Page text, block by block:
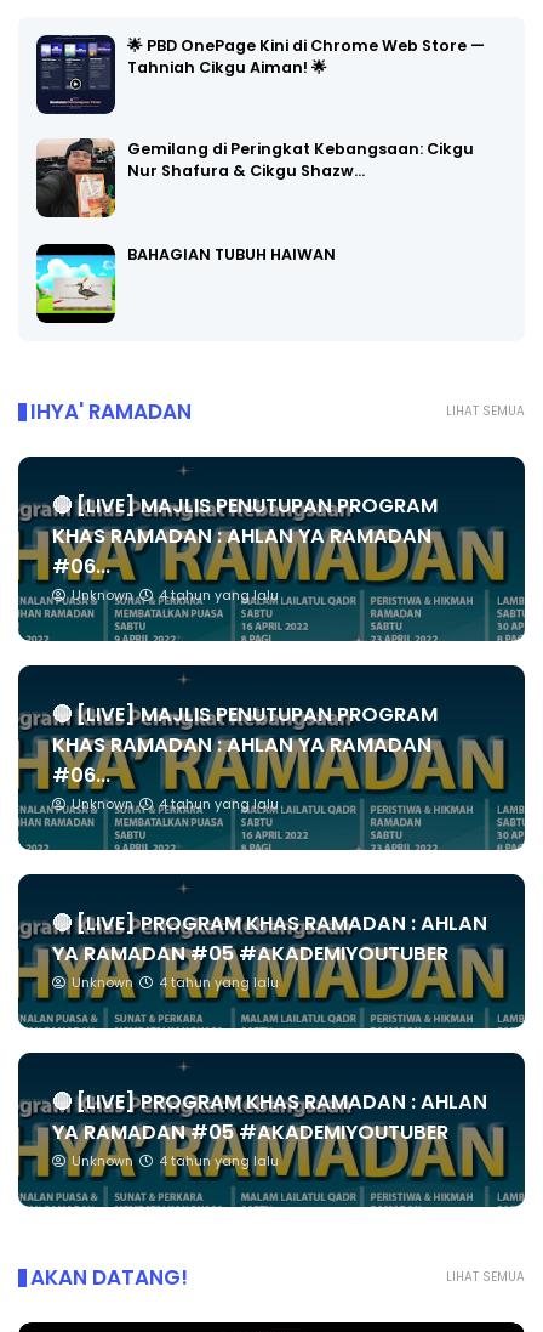
🌟 PBD OnePage Kini di Chrome Web Store —
Tahniah Cikgu Aiman! 🌟
Gemilang di Peringkat Kebangsaan: Cikgu
Nur Shafura & Cikgu Shazw…
BAHAGIAN TUBUH HAIWAN
LIHAT SEMUA
IHYA' RAMADAN
🔴 [LIVE] MAJLIS PENUTUPAN PROGRAM
KHAS RAMADAN : AHLAN YA RAMADAN
#06...
Unknown 4 tahun yang lalu
🔴 [LIVE] MAJLIS PENUTUPAN PROGRAM
KHAS RAMADAN : AHLAN YA RAMADAN
#06...
Unknown 4 tahun yang lalu
🔴 [LIVE] PROGRAM KHAS RAMADAN : AHLAN
YA RAMADAN #05 #AKADEMIYOUTUBER
Unknown 4 tahun yang lalu
🔴 [LIVE] PROGRAM KHAS RAMADAN : AHLAN
YA RAMADAN #05 #AKADEMIYOUTUBER
Unknown 4 tahun yang lalu
LIHAT SEMUA
AKAN DATANG!